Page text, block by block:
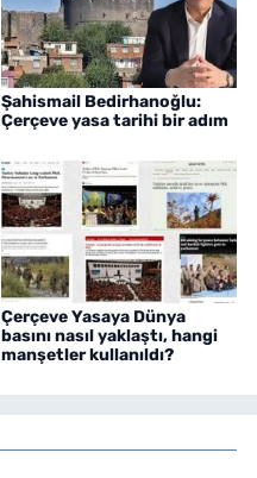
Şahismail Bedirhanoğlu:
Çerçeve yasa tarihi bir adım
Çerçeve Yasaya Dünya
basını nasıl yaklaştı, hangi
manşetler kullanıldı?